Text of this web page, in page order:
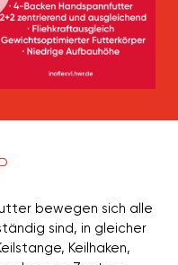
bewegen sich alle
sind, in gleicher
Keilhaken,